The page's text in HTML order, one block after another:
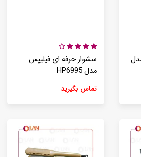
سشوار حرفه ای فیلیپس
مدل HP6995
تماس بگیرید